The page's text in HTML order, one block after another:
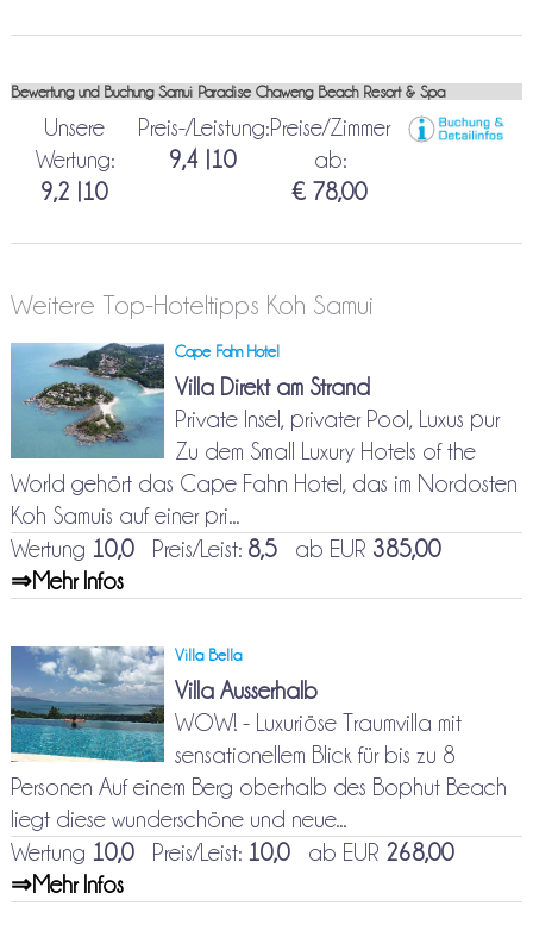
Bewertung und Buchung Samui Paradise Chaweng Beach Resort & Spa
Unsere
Wertung:
9,2 |10
Preis-/Leistung:
9,4 |10
Preise/Zimmer
ab:
€ 78,00
Weitere Top-Hoteltipps Koh Samui
Cape Fahn Hotel
Villa Direkt am Strand
Private Insel, privater Pool, Luxus pur
Zu dem Small Luxury Hotels of the
World gehört das Cape Fahn Hotel, das im Nordosten
Koh Samuis auf einer pri...
Wertung 10,0Preis/Leist: 8,5ab EUR 385,00
⇒Mehr Infos
Villa Bella
Villa Ausserhalb
WOW! - Luxuriöse Traumvilla mit
sensationellem Blick für bis zu 8
Personen Auf einem Berg oberhalb des Bophut Beach
liegt diese wunderschöne und neue...
Wertung 10,0Preis/Leist: 10,0ab EUR 268,00
⇒Mehr Infos